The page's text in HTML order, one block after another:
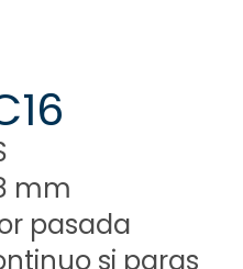
mm
pasada
si paras